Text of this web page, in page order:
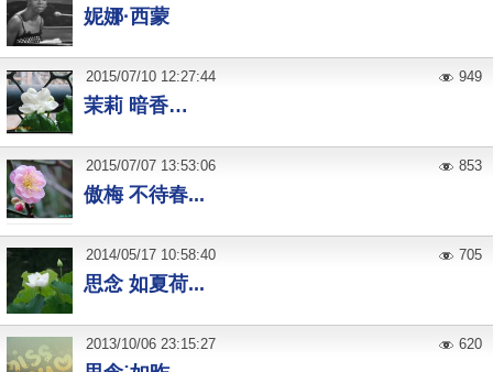
妮娜·西蒙
茉莉 暗香…
2015/07/10 12:27:44 949
傲梅 不待春...
2015/07/07 13:53:06 853
思念 如夏荷...
2014/05/17 10:58:40 705
2013/10/06 23:15:27 620